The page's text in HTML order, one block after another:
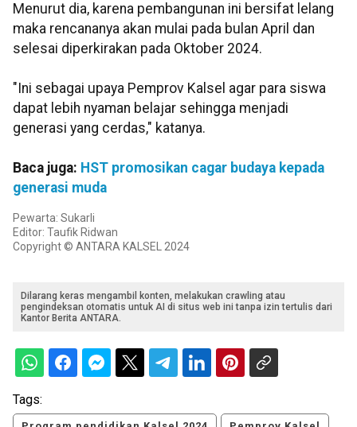
Menurut dia, karena pembangunan ini bersifat lelang
maka rencananya akan mulai pada bulan April dan
selesai diperkirakan pada Oktober 2024.
"Ini sebagai upaya Pemprov Kalsel agar para siswa
dapat lebih nyaman belajar sehingga menjadi
generasi yang cerdas," katanya.
Baca juga: HST promosikan cagar budaya kepada
generasi muda
Pewarta: Sukarli
Editor: Taufik Ridwan
Copyright © ANTARA KALSEL 2024
Dilarang keras mengambil konten, melakukan crawling atau
pengindeksan otomatis untuk AI di situs web ini tanpa izin tertulis dari
Kantor Berita ANTARA.
Tags: